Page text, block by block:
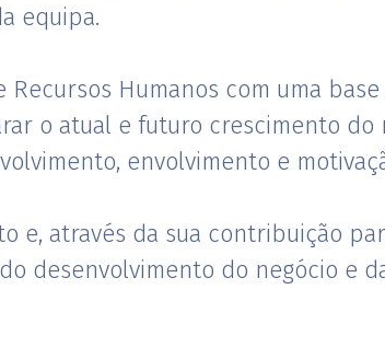
equipa.
Humanos com uma
o atual e futuro crescimento do
envolvimento e
e, através da sua contribuição
desenvolvimento do negócio e